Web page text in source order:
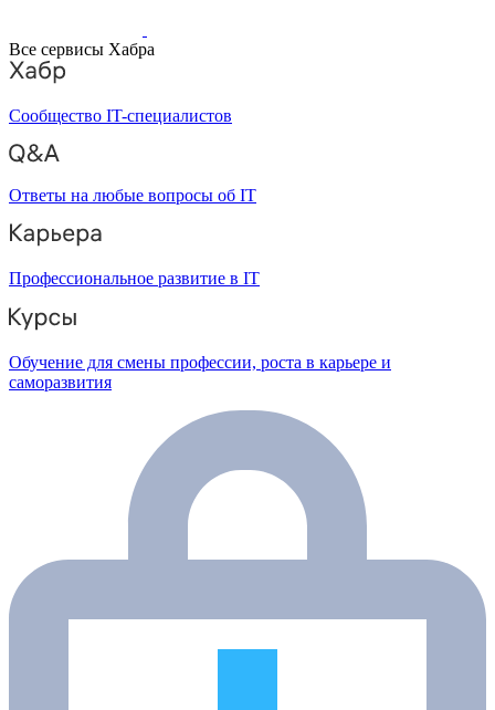
Все сервисы Хабра
Сообщество IT-специалистов
Ответы на любые вопросы об IT
Профессиональное развитие в IT
Обучение для смены профессии, роста в карьере и
саморазвития